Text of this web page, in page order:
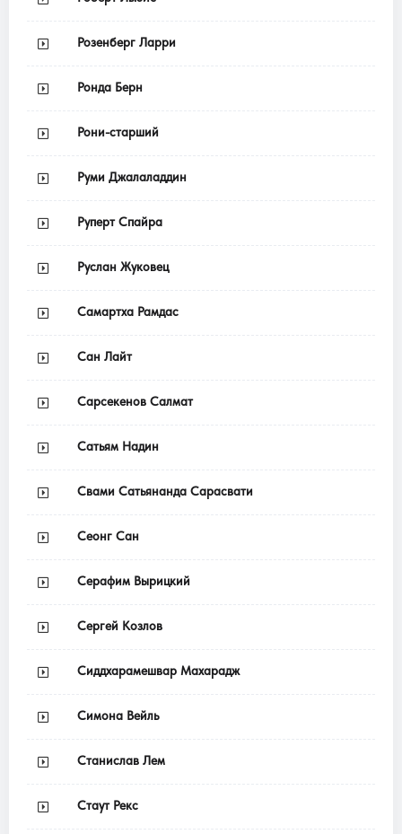
Розенберг Ларри
Ронда Берн
Рони-старший
Руми Джалаладдин
Руперт Спайра
Руслан Жуковец
Самартха Рамдас
Сан Лайт
Сарсекенов Салмат
Сатьям Надин
Свами Сатьянанда Сарасвати
Сеонг Сан
Серафим Вырицкий
Сергей Козлов
Сиддхарамешвар Махарадж
Симона Вейль
Станислав Лем
Стаут Рекс